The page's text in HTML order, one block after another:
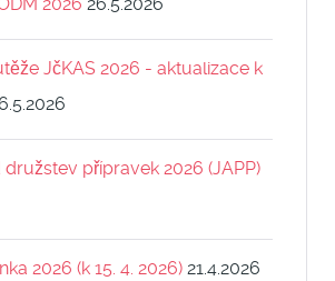
JčKAS 2026 - aktualizace k
přípravek 2026 (JAPP)
2026 (k 15. 4. 2026) 21.4.2026